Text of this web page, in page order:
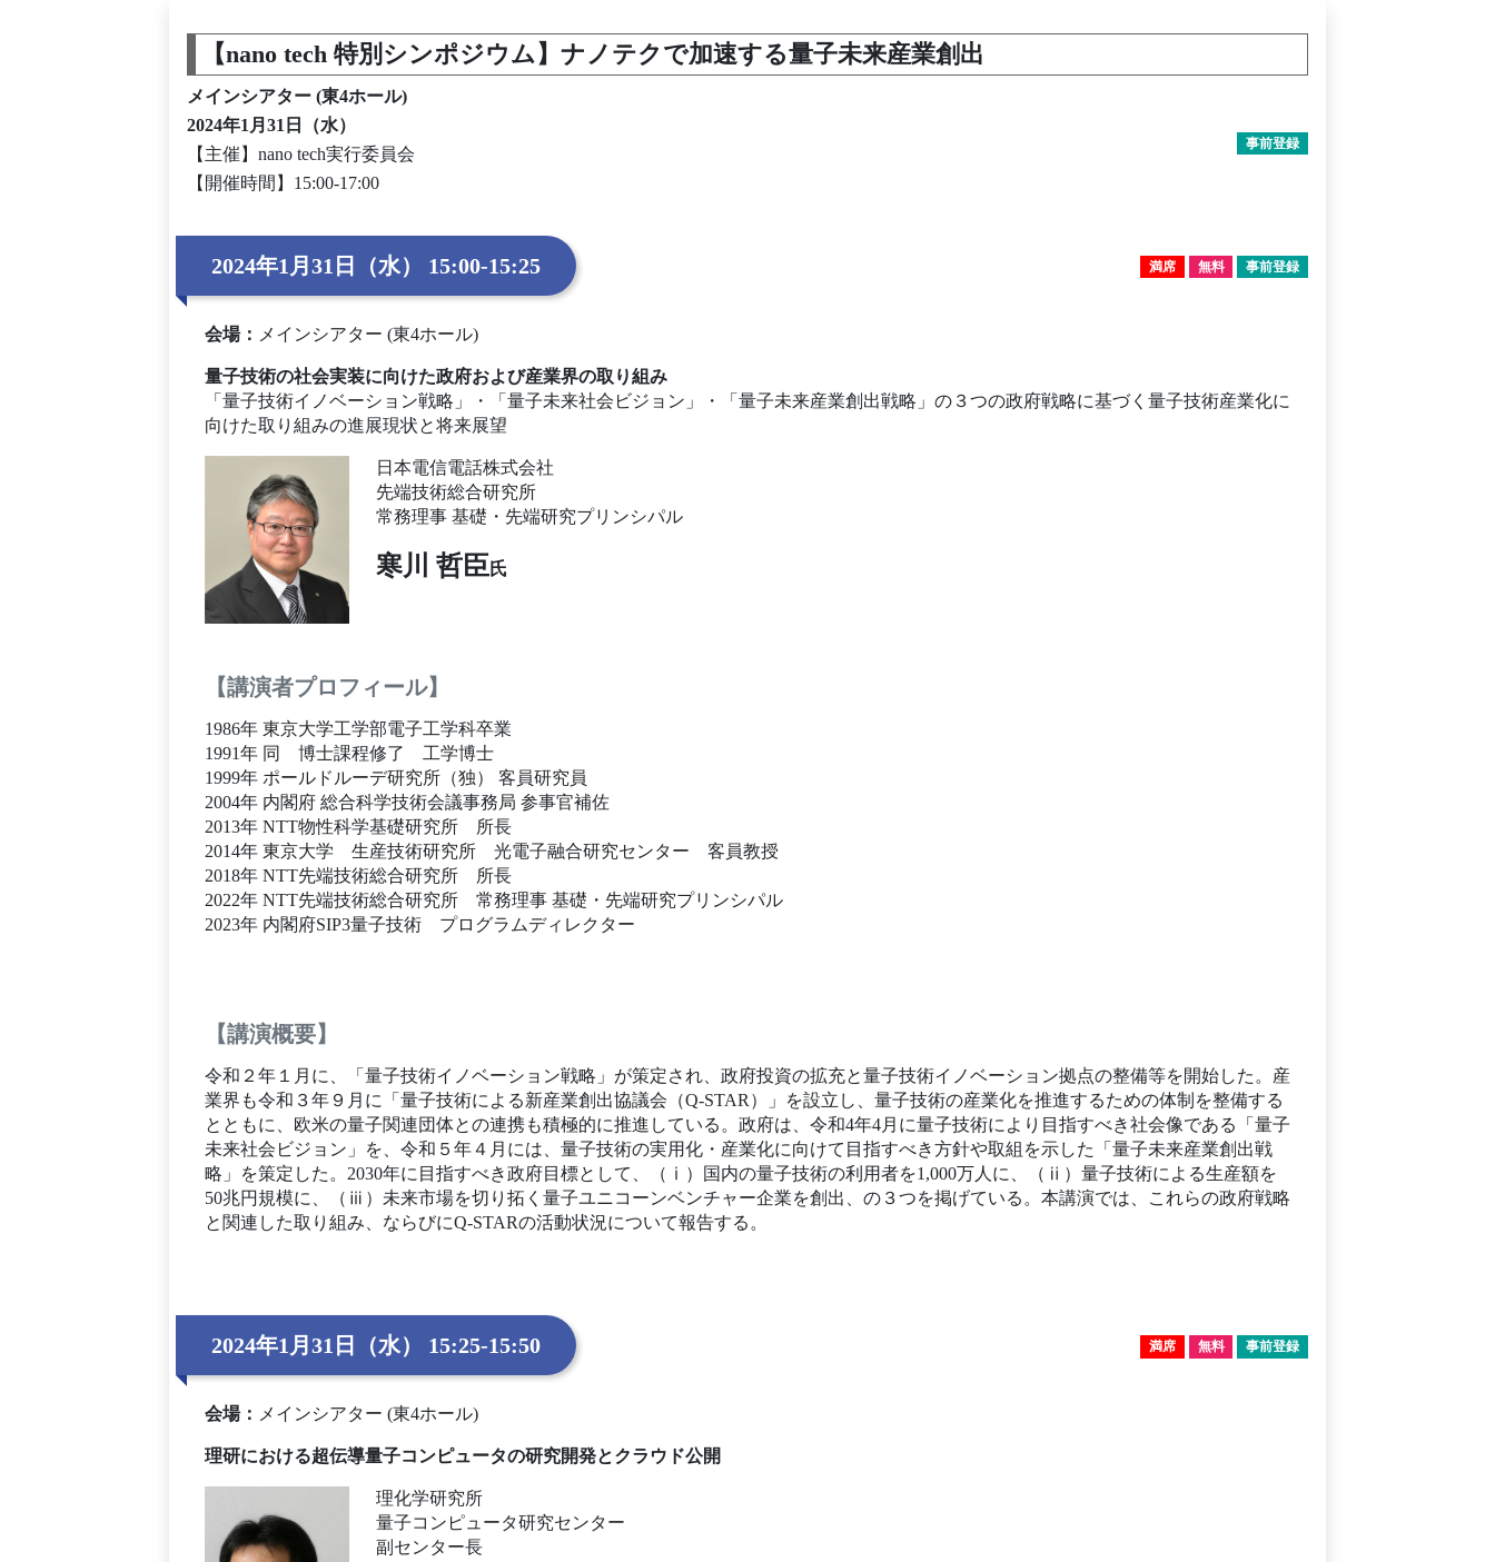
【nano tech 特別シンポジウム】ナノテクで加速する量子未来産業創出
メインシアター (東4ホール)
2024年1月31日（水）
【主催】nano tech実行委員会
【開催時間】15:00-17:00
事前登録
2024年1月31日（水） 15:00-15:25 満席 無料 事前登録
会場： メインシアター (東4ホール)
量子技術の社会実装に向けた政府および産業界の取り組み
「量子技術イノベーション戦略」・「量子未来社会ビジョン」・「量子未来産業創出戦略」の３つの政府戦略に基づく量子技術産業化に
向けた取り組みの進展現状と将来展望
日本電信電話株式会社
先端技術総合研究所
常務理事 基礎・先端研究プリンシパル
寒川 哲臣 氏
【講演者プロフィール】
1986年 東京大学工学部電子工学科卒業
1991年 同 博士課程修了 工学博士
1999年 ポールドルーデ研究所（独） 客員研究員
2004年 内閣府 総合科学技術会議事務局 参事官補佐
2013年 NTT物性科学基礎研究所 所長
2014年 東京大学 生産技術研究所 光電子融合研究センター 客員教授
2018年 NTT先端技術総合研究所 所長
2022年 NTT先端技術総合研究所 常務理事 基礎・先端研究プリンシパル
2023年 内閣府SIP3量子技術 プログラムディレクター
【講演概要】
令和２年１月に、「量子技術イノベーション戦略」が策定され、政府投資の拡充と量子技術イノベーション拠点の整備等を開始した。産
業界も令和３年９月に「量子技術による新産業創出協議会（Q-STAR）」を設立し、量子技術の産業化を推進するための体制を整備する
とともに、欧米の量子関連団体との連携も積極的に推進している。政府は、令和4年4月に量子技術により目指すべき社会像である「量子
未来社会ビジョン」を、令和５年４月には、量子技術の実用化・産業化に向けて目指すべき方針や取組を示した「量子未来産業創出戦
略」を策定した。2030年に目指すべき政府目標として、（ⅰ）国内の量子技術の利用者を1,000万人に、（ⅱ）量子技術による生産額を
50兆円規模に、（ⅲ）未来市場を切り拓く量子ユニコーンベンチャー企業を創出、の３つを掲げている。本講演では、これらの政府戦略
と関連した取り組み、ならびにQ-STARの活動状況について報告する。
2024年1月31日（水） 15:25-15:50 満席 無料 事前登録
会場： メインシアター (東4ホール)
理研における超伝導量子コンピュータの研究開発とクラウド公開
理化学研究所
量子コンピュータ研究センター
副センター長